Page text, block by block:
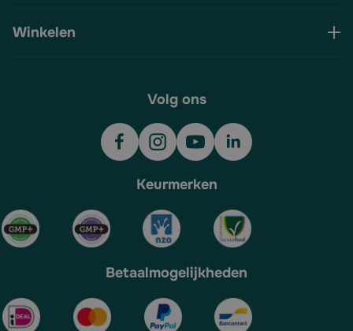
Winkelen
Volg ons
Keurmerken
Betaalmogelijkheden